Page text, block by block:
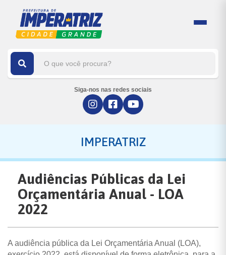
Siga-nos nas redes sociais
IMPERATRIZ
Audiências Públicas da Lei
Orçamentária Anual - LOA
2022
A audiência pública da Lei Orçamentária Anual (LOA),